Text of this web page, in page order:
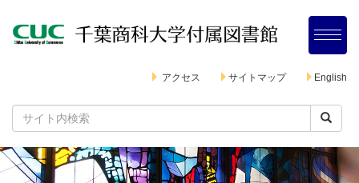
アクセス サイトマップ English